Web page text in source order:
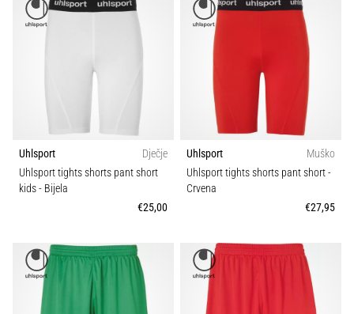
Uhlsport
Dječje
Uhlsport tights shorts pant short
kids- Bijela
€25,00
Uhlsport
Muško
Uhlsport tights shorts pant short-
Crvena
€27,95